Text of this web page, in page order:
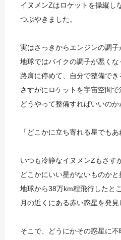
イヌメンZはロケットを操縦し
つぶやきました。
実はさっきからエンジンの調子
地球ではバイクの調子が悪くな
路肩に停めて、自分で整備でき
さすがにロケットを宇宙空間
どうやって整備すればいいのか
「どこかに立ち寄れる星でも
いつも冷静なイヌメンZもさす
どこかにいい星がないものかと
地球から38万km程飛行したとこ
月の近くにある赤い惑星を発見
そこで、どうにかその惑星に不